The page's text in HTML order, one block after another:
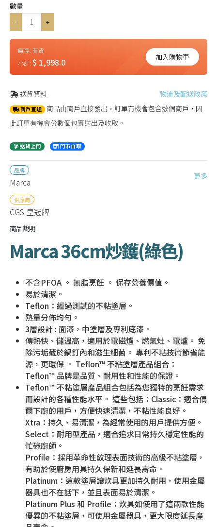
數量
-
+
庫存: 有貨
小計: $ 1,998.0 加入購物車
送貨資料 物流及配送政策
商戶直送 商品由商戶直接發出，訂單有機會包含數個商戶，因
此訂單有機會分數個包裹送出及收取。
送貨上門 門市自取
品牌
Marca
更多
供應商
CGS 皇冠牌
商品說明
Marca 36cm炒鑊(綠色)
不含PFOA 。 無脂烹飪 。 保存營養價值。
易於清潔。
Teflon：經過測試的不粘塗層。
熱量分佈均勻。
3層設計 : 面漆，中塗層及專利底漆。
傳熱快、儲溫高，適用於電磁爐、燃氣灶、電爐。 免
除污垢藏於鍋釘內和滋生細菌。 專利不粘技術節省能
源，更環保 。 Teflon™ 不粘塗層產品組合：
Teflon™ 品牌是品質、耐用性和性能的保證。
Teflon™ 不粘塗層產品組合包括為您獨特的烹飪需求
而設計的各種性能水平。 這些包括：Classic：適合偶
爾下廚的用戶，方便快速清潔，不粘性能良好。
Xtra：持久、易清潔，為經常使用的用戶提供方便。
Select：耐用型產品，適合追求日常持久穩定性能的
忙碌廚師。
Profile：採用革命性紋理表面技術的高級不粘塗層，
有助於使廚房用具持久保新和延長壽命。
Platinum：這款塗層讓炊具更加持久耐用，使用金屬
器具也不在話下，並且表面易於清潔。
Platinum Plus 和 Profile：炊具如使用了這兩款性能
優異的不粘塗層，可使用金屬器具，更大限度延長產